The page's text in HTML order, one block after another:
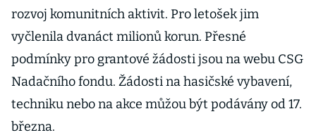
rozvoj komunitních aktivit. Pro letošek jim
vyčlenila dvanáct milionů korun. Přesné
podmínky pro grantové žádosti jsou na webu CSG
Nadačního fondu. Žádosti na hasičské vybavení,
techniku nebo na akce můžou být podávány od 17.
března.